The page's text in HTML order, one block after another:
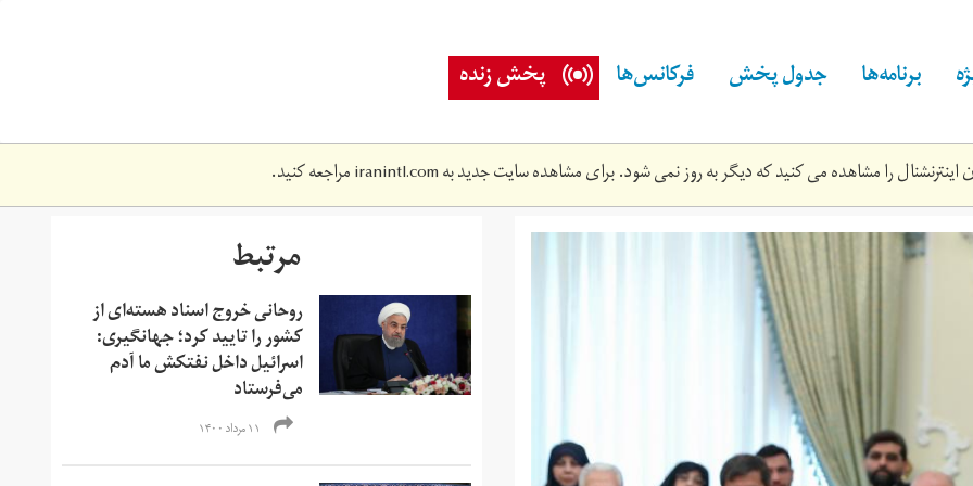
برنامه‌ها جدول پخش فرکانس‌ها پخش زنده
را مشاهده می کنید که دیگر به روز نمی شود. برای مشاهده سایت جدید بهiranintl.comمراجعه کنید.
مرتبط
روحانی خروج اسناد هسته‌ای از
کشور را تایید کرد؛ جهانگیری:
اسرائیل داخل نفتکش ما آدم
می‌فرستاد
۱۱ مرداد ۱۴۰۰